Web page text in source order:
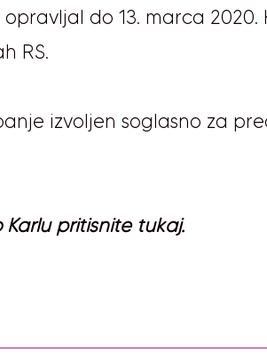
do 13. marca 2020.
RS.
izvoljen soglasno za
pritisnite tukaj.